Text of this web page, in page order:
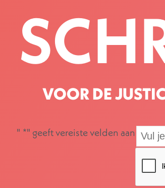
VOOR DE
" *" geeft vereiste velden aan